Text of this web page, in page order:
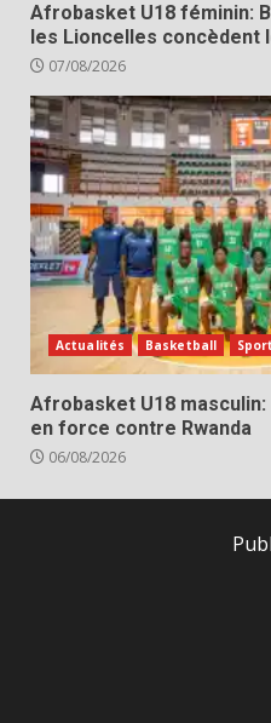
Afrobasket U18 féminin:
les Lioncelles concèdent
07/08/2026
Actualités Basketball Sport
Afrobasket U18
en force contre Rwanda
06/08/2026